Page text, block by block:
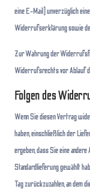
eine E-Mail) unverzüglich
Widerrufserklärung sowie
Zur Wahrung der
Widerrufsrechts vor Ablauf
Folgen des
Wenn Sie diesen Vertrag
haben, einschließlich der
ergeben, dass Sie eine
Standardlieferung gewählt
Tag zurückzuzahlen, an dem